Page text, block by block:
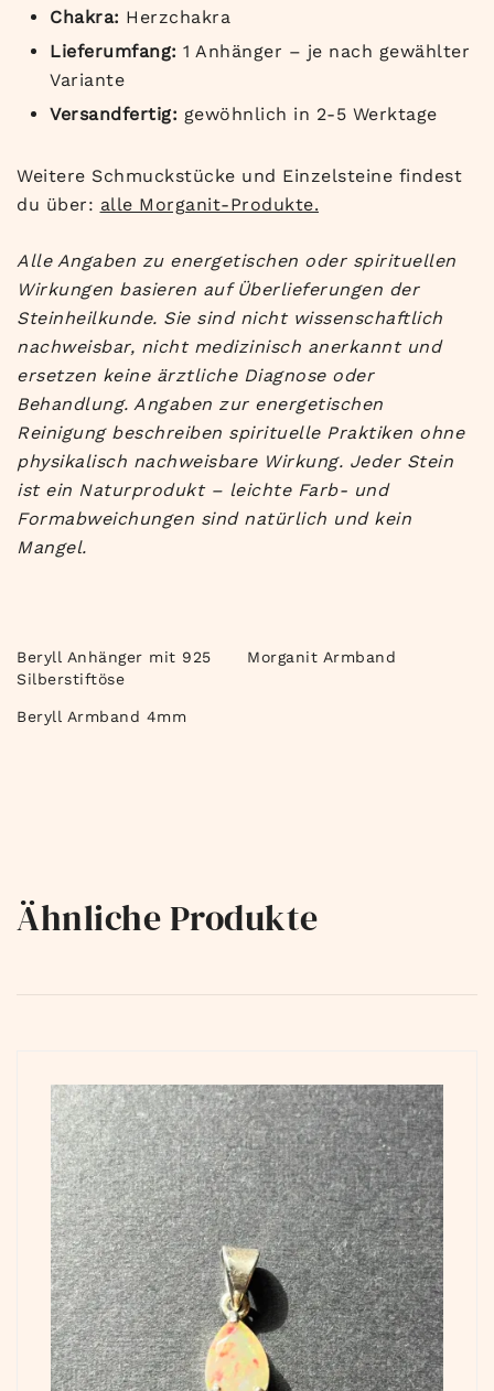
Chakra: Herzchakra
Lieferumfang: 1 Anhänger – je nach gewählter
Variante
Versandfertig: gewöhnlich in 2-5 Werktage
Weitere Schmuckstücke und Einzelsteine findest
du über: alle Morganit-Produkte.
Alle Angaben zu energetischen oder spirituellen
Wirkungen basieren auf Überlieferungen der
Steinheilkunde. Sie sind nicht wissenschaftlich
nachweisbar, nicht medizinisch anerkannt und
ersetzen keine ärztliche Diagnose oder
Behandlung. Angaben zur energetischen
Reinigung beschreiben spirituelle Praktiken ohne
physikalisch nachweisbare Wirkung. Jeder Stein
ist ein Naturprodukt – leichte Farb- und
Formabweichungen sind natürlich und kein
Mangel.
Beryll Anhänger mit 925
Silberstiftöse
Morganit Armband
Beryll Armband 4mm
Ähnliche Produkte